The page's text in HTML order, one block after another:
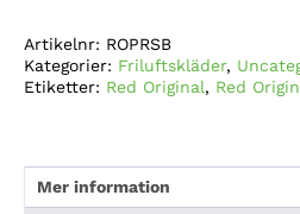
Change
Robe
Alter
Black
mängd
Artikelnr: ROPRSB
Kategorier: Friluftskläder,
Etiketter: Red Original, Red
Mer information